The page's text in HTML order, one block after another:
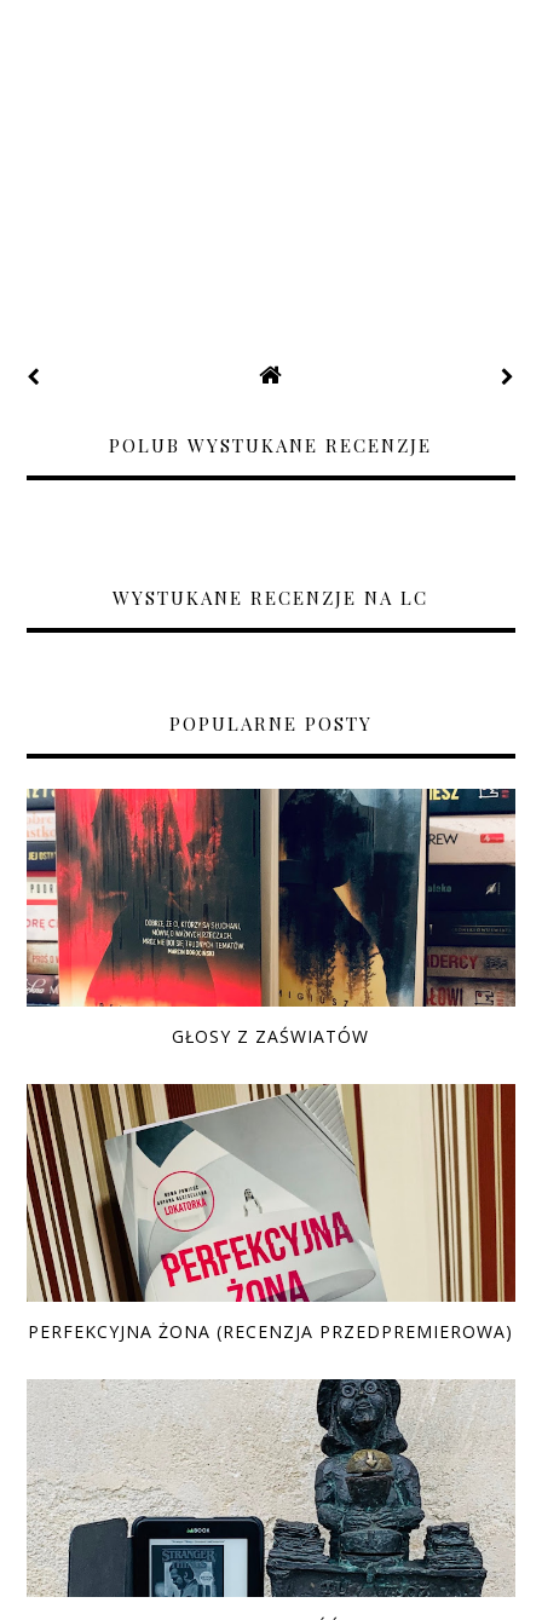
POLUB WYSTUKANE RECENZJE
WYSTUKANE RECENZJE NA LC
POPULARNE POSTY
GŁOSY Z ZAŚWIATÓW
PERFEKCYJNA ŻONA (RECENZJA PRZEDPREMIEROWA)